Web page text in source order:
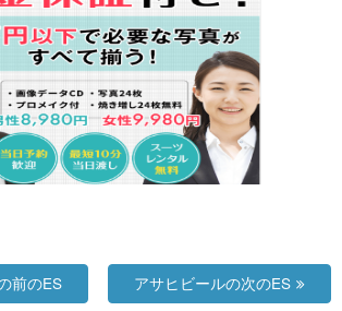
前のES アサヒビールの次のES